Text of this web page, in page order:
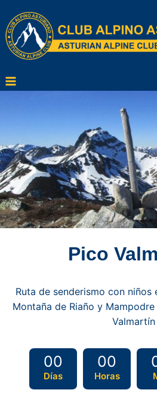
contenido
Pico
Ruta de senderismo con niños
Montaña de Riaño y
Valmartín
00
Días
00
Horas